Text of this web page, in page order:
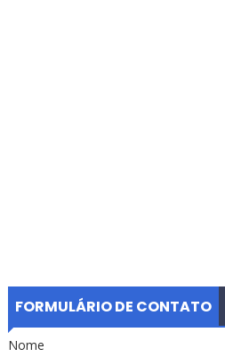
FORMULÁRIO DE CONTATO
Nome